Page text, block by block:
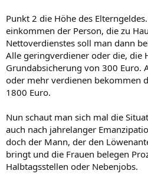
Punkt 2 die Höhe des
einkommen der Person, die zu
Nettoverdienstes soll man dann
Alle geringverdiener oder die, die
Grundabsicherung von 300 Euro.
oder mehr verdienen bekommen
1800 Euro.
Nun schaut man sich mal die
auch nach jahrelanger
doch der Mann, der den
bringt und die Frauen belegen
Halbtagsstellen oder Nebenjobs.